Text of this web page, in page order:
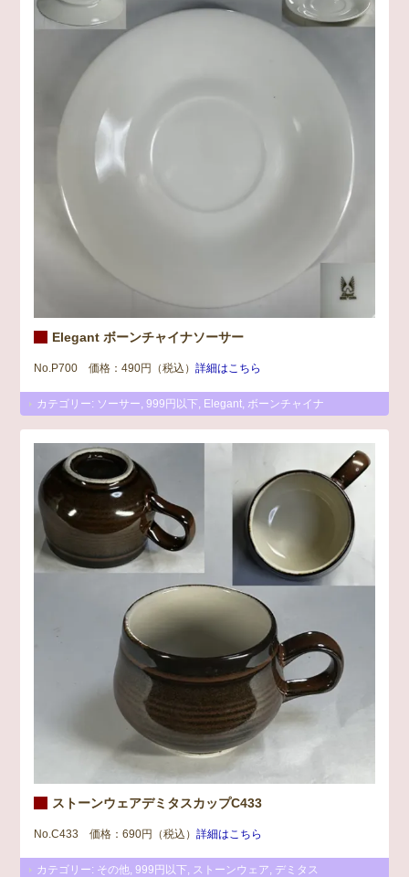
Elegant ボーンチャイナソーサー
No.P700 価格：490円（税込）詳細はこちら
カテゴリー: ソーサー ,999円以下 Elegant ボーンチャイナ
ストーンウェアデミタスカップC433
No.C433 価格：690円（税込）詳細はこちら
カテゴリー: その他 ,999円以下 ストーンウェア デミタス